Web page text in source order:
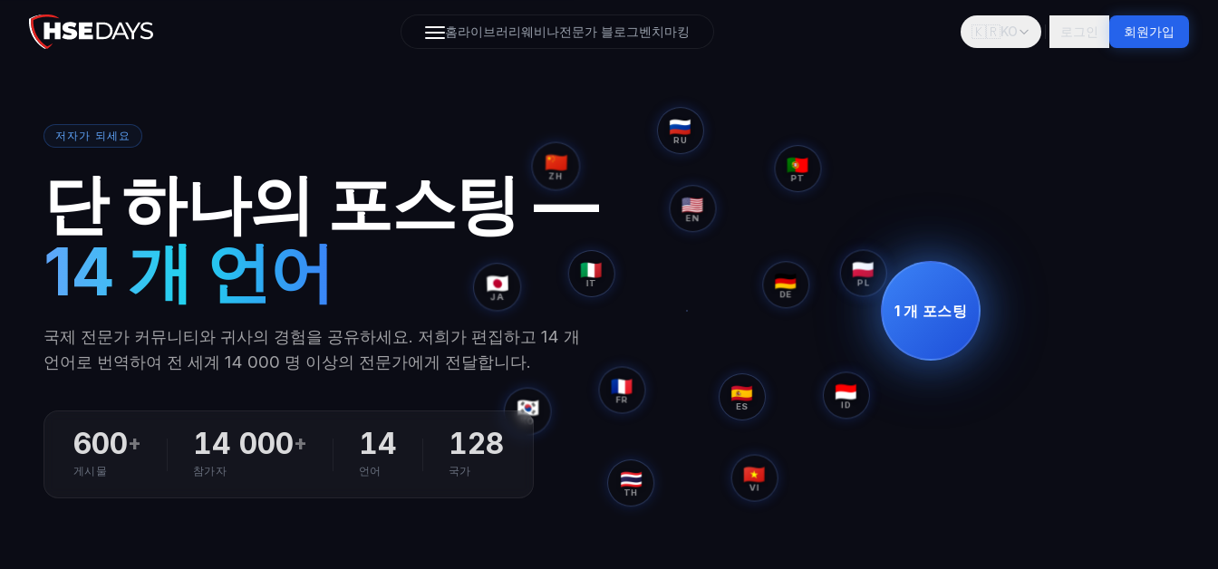
홈라이브러리웨비나전문가 블로그벤치마킹 🇰🇷KO 로그인 회원가입
저자가 되세요
단 하나의 포스팅 —
14 개 언어
국제 전문가 커뮤니티와 귀사의 경험을 공유하세요. 저희가 편집하고 14 개
언어로 번역하여 전 세계 14 000 명 이상의 전문가에게 전달합니다.
600+
게시물
14 000+
참가자
14
언어
128
국가
1 개 포스팅
🇺🇸
EN
🇩🇪
DE
🇪🇸
ES
🇫🇷
FR
🇮🇹
IT
🇷🇺
RU
🇵🇹
PT
🇵🇱
PL
🇮🇩
ID
🇻🇳
VI
🇹🇭
TH
🇰🇷
KO
🇯🇵
JA
🇨🇳
ZH